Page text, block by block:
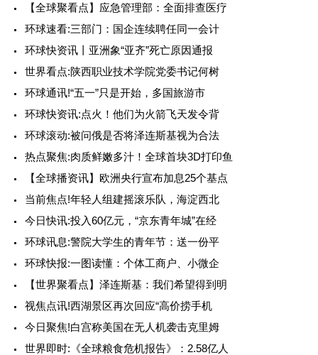
【全球聚看点】应急管理部：全面排查医疗
环球速看:三部门：国企连续聘任同一会计
环球快资讯丨亚洲象“亚齐”死亡原因通报
世界看点:陕西职业技术学院党委书记何树
环球通讯!“五一”只是开始，多国旅游市
环球快资讯:点火！他们为火箭飞天发令背
环球滚动:被问俄是否将泽连斯基视为合法
热点聚焦:肉质鲜嫩多汁！全球首块3D打印鱼
【全球播资讯】欧洲央行宣布加息25个基点
当前焦点!年轻人组建摇滚乐队，海淀西北
今日快讯:投入60亿元，“京东青年城”在经
环球讯息:警院大学生的青年节：送一份平
环球快报:一图读懂：个体工商户、小微企
【世界聚看点】泽连斯基：我们希望得到明
视焦点讯!西湖景区再次回应“高价捞手机
今日聚焦!白宫称美国在无人机袭击克里姆
世界即时:《全球粮食危机报告》：2.58亿人